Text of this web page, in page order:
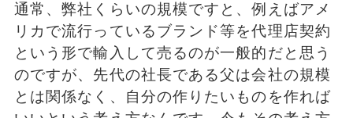
通常、弊社くらいの規模ですと、例えばアメ
リカで流行っているブランド等を代理店契約
という形で輸入して売るのが一般的だと思う
のですが、先代の社長である父は会社の規模
とは関係なく、自分の作りたいものを作れば